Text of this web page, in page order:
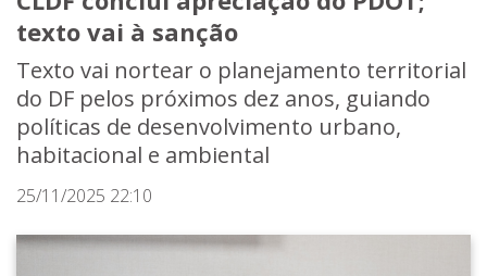
texto vai à sanção
Texto vai nortear o planejamento territorial
do DF pelos próximos dez anos, guiando
políticas de desenvolvimento urbano,
habitacional e ambiental
25/11/2025 22:10